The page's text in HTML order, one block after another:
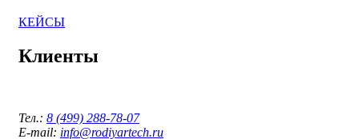
КЕЙСЫ
Клиенты
Тел.: 8 (499) 288-78-07
E-mail: info@rodiyartech.ru